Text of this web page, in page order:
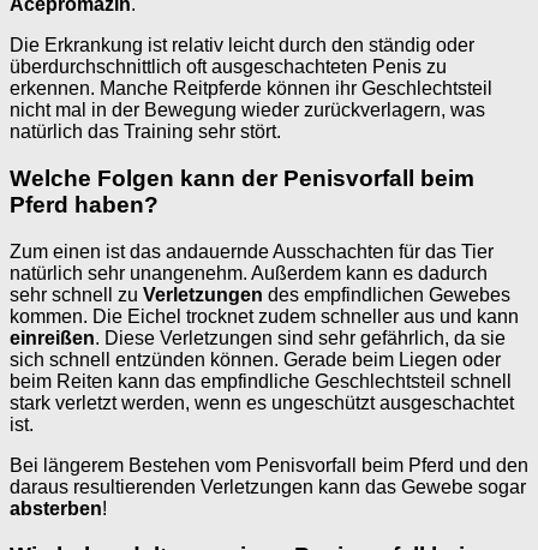
Acepromazin.
Die Erkrankung ist relativ leicht durch den ständig oder
überdurchschnittlich oft ausgeschachteten Penis zu
erkennen. Manche Reitpferde können ihr Geschlechtsteil
nicht mal in der Bewegung wieder zurückverlagern, was
natürlich das Training sehr stört.
Welche Folgen kann der Penisvorfall beim
Pferd haben?
Zum einen ist das andauernde Ausschachten für das Tier
natürlich sehr unangenehm. Außerdem kann es dadurch
sehr schnell zu Verletzungen des empfindlichen Gewebes
kommen. Die Eichel trocknet zudem schneller aus und kann
einreißen. Diese Verletzungen sind sehr gefährlich, da sie
sich schnell entzünden können. Gerade beim Liegen oder
beim Reiten kann das empfindliche Geschlechtsteil schnell
stark verletzt werden, wenn es ungeschützt ausgeschachtet
ist.
Bei längerem Bestehen vom Penisvorfall beim Pferd und den
daraus resultierenden Verletzungen kann das Gewebe sogar
absterben!